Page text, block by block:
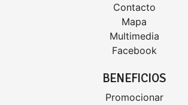
Contacto
Mapa
Multimedia
Facebook
BENEFICIOS
Promocionar